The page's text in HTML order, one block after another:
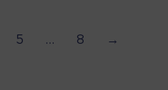
5 … 8 →